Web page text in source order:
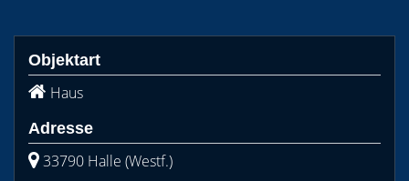
Objektart
Haus
Adresse
33790 Halle (Westf.)